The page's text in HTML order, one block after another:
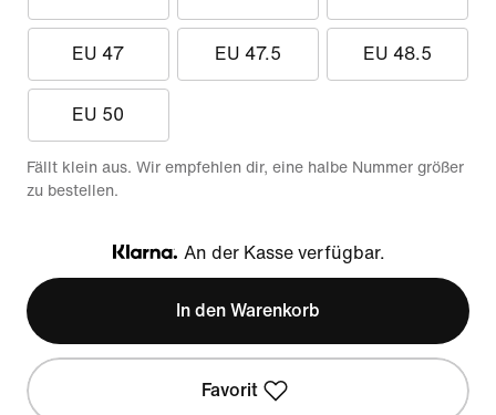
EU 47 EU 47.5 EU 48.5
EU 50
Fällt klein aus. Wir empfehlen dir, eine halbe Nummer größer
zu bestellen.
Klarna
An der Kasse verfügbar.
In den Warenkorb
Favorit